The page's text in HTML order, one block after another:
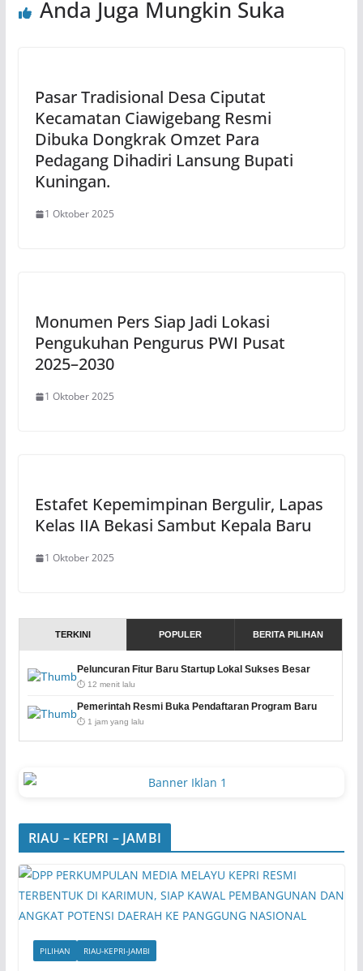
Anda Juga Mungkin Suka
Pasar Tradisional Desa Ciputat
Kecamatan Ciawigebang Resmi
Dibuka Dongkrak Omzet Para
Pedagang Dihadiri Lansung Bupati
Kuningan.
1 Oktober 2025
Monumen Pers Siap Jadi Lokasi
Pengukuhan Pengurus PWI Pusat
2025–2030
1 Oktober 2025
Estafet Kepemimpinan Bergulir, Lapas
Kelas IIA Bekasi Sambut Kepala Baru
1 Oktober 2025
TERKINI POPULER BERITA PILIHAN
Peluncuran Fitur Baru Startup Lokal Sukses Besar
⏱️ 12 menit lalu
Pemerintah Resmi Buka Pendaftaran Program Baru
⏱️ 1 jam yang lalu
RIAU – KEPRI – JAMBI
PILIHAN RIAU-KEPRI-JAMBI